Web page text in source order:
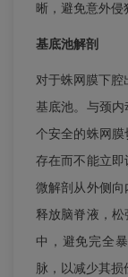
晰，避免意外侵
基底池解剖
对于蛛网膜下
基底池。与颈
个安全的蛛网
存在而不能立
微解剖从外侧向
释放脑脊液，
中，避免完全
脉，以减少其